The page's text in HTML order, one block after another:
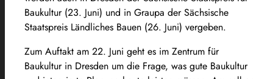
Baukultur (23. Juni) und in Graupa der Sächsische
Staatspreis Ländliches Bauen (26. Juni) vergeben.
Zum Auftakt am 22. Juni geht es im Zentrum für
Baukultur in Dresden um die Frage, was gute Baukultur